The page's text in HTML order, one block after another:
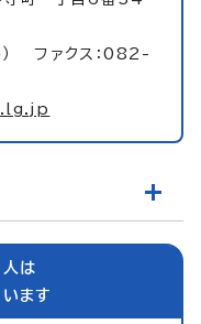
ファクス：082-
人は
ます